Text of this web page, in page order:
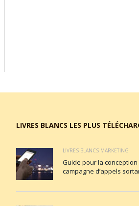
LIVRES BLANCS LES PLUS
LIVRES BLANCS MARKETING
Guide pour la conception
campagne d’appels